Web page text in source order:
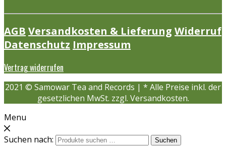
AGB Versandkosten & Lieferung Widerruf
Datenschutz Impressum
Vertrag widerrufen
2021 © Samowar Tea and Records | * Alle Preise inkl. der
gesetzlichen MwSt. zzgl. Versandkosten.
Menu
Suchen nach:
Suchen